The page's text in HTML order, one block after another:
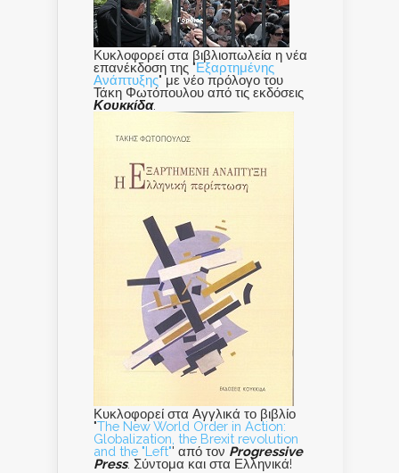
Κυκλοφορεί στα βιβλιοπωλεία η νέα
επανέκδοση της "Εξαρτημένης
Ανάπτυξης" με νέο πρόλογο του
Τάκη Φωτόπουλου από τις εκδόσεις
Κουκκίδα.
Κυκλοφορεί στα Αγγλικά το βιβλίο
"The New World Order in Action:
Globalization, the Brexit revolution
and the "Left"' από τον Progressive
Press. Σύντομα και στα Ελληνικά!